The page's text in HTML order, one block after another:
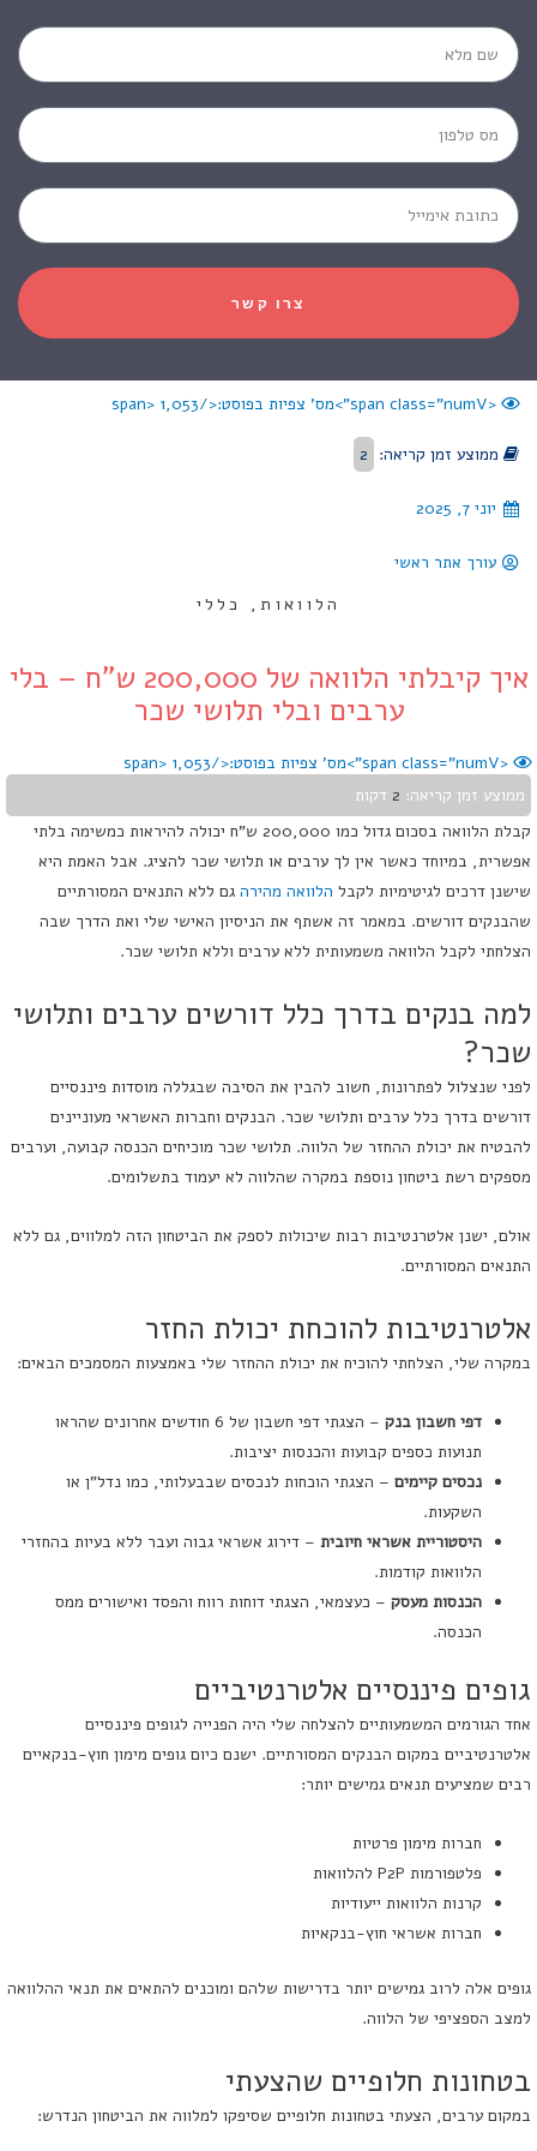
<span class="numV">מס' צפיות בפוסט:</span> 1,053
ממוצע זמן קריאה: 2
יוני 7, 2025
עורך אתר ראשי
הלוואות, כללי
איך קיבלתי הלוואה של 200,000 ש"ח – בלי
ערבים ובלי תלושי שכר
<span class="numV">מס' צפיות בפוסט:</span>
1,053
ממוצע זמן קריאה: 2 דקות
קבלת הלוואה בסכום גדול כמו 200,000 ש"ח יכולה להיראות כמשימה בלתי
אפשרית, במיוחד כאשר אין לך ערבים או תלושי שכר להציג. אבל האמת היא
שישנן דרכים לגיטימיות לקבל הלוואה מהירה גם ללא התנאים המסורתיים
שהבנקים דורשים. במאמר זה אשתף את הניסיון האישי שלי ואת הדרך שבה
הצלחתי לקבל הלוואה משמעותית ללא ערבים וללא תלושי שכר.
למה בנקים בדרך כלל דורשים ערבים ותלושי
שכר?
לפני שנצלול לפתרונות, חשוב להבין את הסיבה שבגללה מוסדות פיננסיים
דורשים בדרך כלל ערבים ותלושי שכר. הבנקים וחברות האשראי מעוניינים
להבטיח את יכולת ההחזר של הלווה. תלושי שכר מוכיחים הכנסה קבועה, וערבים
מספקים רשת ביטחון נוספת במקרה שהלווה לא יעמוד בתשלומים.
אולם, ישנן אלטרנטיבות רבות שיכולות לספק את הביטחון הזה למלווים, גם ללא
התנאים המסורתיים.
אלטרנטיבות להוכחת יכולת החזר
במקרה שלי, הצלחתי להוכיח את יכולת ההחזר שלי באמצעות המסמכים הבאים:
דפי חשבון בנק
– הצגתי דפי חשבון של 6 חודשים אחרונים שהראו
תנועות כספים קבועות והכנסות יציבות.
נכסים קיימים – הצגתי הוכחות לנכסים שבבעלותי, כמו נדל"ן או
השקעות.
היסטוריית אשראי חיובית – דירוג אשראי גבוה ועבר ללא בעיות בהחזרי
הלוואות קודמות.
הכנסות מעסק – כעצמאי, הצגתי דוחות רווח והפסד ואישורים ממס
הכנסה.
גופים פיננסיים אלטרנטיביים
אחד הגורמים המשמעותיים להצלחה שלי היה הפנייה לגופים פיננסיים
אלטרנטיביים במקום הבנקים המסורתיים. ישנם כיום גופים מימון חוץ-בנקאיים
רבים שמציעים תנאים גמישים יותר:
חברות מימון פרטיות
פלטפורמות P2P להלוואות
קרנות הלוואות ייעודיות
חברות אשראי חוץ-בנקאיות
גופים אלה לרוב גמישים יותר בדרישות שלהם ומוכנים להתאים את תנאי ההלוואה
למצב הספציפי של הלווה.
בטחונות חלופיים שהצעתי
במקום ערבים, הצעתי בטחונות חלופיים שסיפקו למלווה את הביטחון הנדרש:
צרו קשר